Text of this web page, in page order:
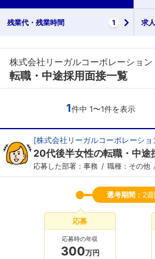
残業代・ 残業時間 1 求
株式会社リーガルコーポレーション
転職・中途採用面接一覧
1件中 1〜1件を表示
[株式会社リーガルコーポレーショ
20代後半女性の転職・中途
応募した部署：事務 職種：その他
選考期間： 2週
応募
応募時の年収
300万円